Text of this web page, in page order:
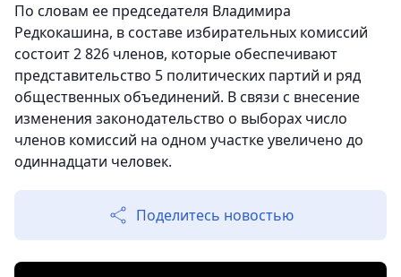
По словам ее председателя Владимира
Редкокашина, в составе избирательных комиссий
состоит 2 826 членов, которые обеспечивают
представительство 5 политических партий и ряд
общественных объединений. В связи с внесение
изменения законодательство о выборах число
членов комиссий на одном участке увеличено до
одиннадцати человек.
Поделитесь новостью